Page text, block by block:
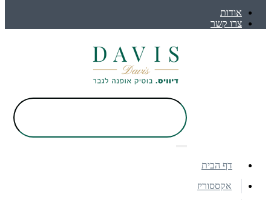
אודות
צרו קשר
דף הבית
אקססוריז